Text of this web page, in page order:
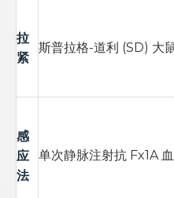
拉
紧
斯普拉格-道利 (SD) 大
感
应
法
单次静脉注射抗 Fx1A